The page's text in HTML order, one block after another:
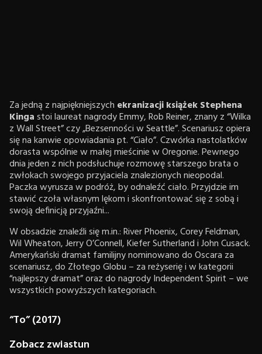
Za jedną z najpiękniejszych ekranizacji książek Stephena
Kingastoi laureat nagrody Emmy, Rob Reiner, znany z “Wilka
z Wall Street” czy „Bezsenności w Seattle”. Scenariusz opiera
się na kanwie opowiadania pt. “Ciało”. Czwórka nastolatków
dorasta wspólnie w małej mieścinie w Oregonie. Pewnego
dnia jeden z nich podsłuchuje rozmowę starszego brata o
zwłokach swojego przyjaciela znalezionych nieopodal.
Paczka wyrusza w podróż, by odnaleźć ciało. Przyjdzie im
stawić czoła własnym lękom i skonfrontować się z sobą i
swoją definicją przyjaźni...
W obsadzie znaleźli się m.in.: River Phoenix, Corey Feldman,
Wil Wheaton, Jerry O’Connell, Kiefer Sutherland i John Cusack.
Amerykański dramat familijny nominowano do Oscara za
scenariusz, do Złotego Globu – za reżyserię i w kategorii
“najlepszy dramat” oraz do nagrody Independent Spirit – we
wszystkich powyższych kategoriach.
“To” (2017)
Zobacz zwiastun